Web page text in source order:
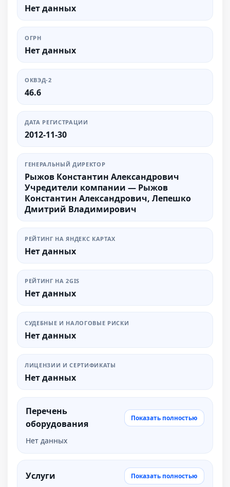
Нет данных
ОГРН
Нет данных
ОКВЭД-2
46.6
ДАТА РЕГИСТРАЦИИ
2012-11-30
ГЕНЕРАЛЬНЫЙ ДИРЕКТОР
Рыжов Константин Александрович
Учредители компании — Рыжов
Константин Александрович, Лепешко
Дмитрий Владимирович
РЕЙТИНГ НА ЯНДЕКС КАРТАХ
Нет данных
РЕЙТИНГ НА 2GIS
Нет данных
СУДЕБНЫЕ И НАЛОГОВЫЕ РИСКИ
Нет данных
ЛИЦЕНЗИИ И СЕРТИФИКАТЫ
Нет данных
Перечень
оборудования
Показать полностью
Нет данных
Услуги Показать полностью